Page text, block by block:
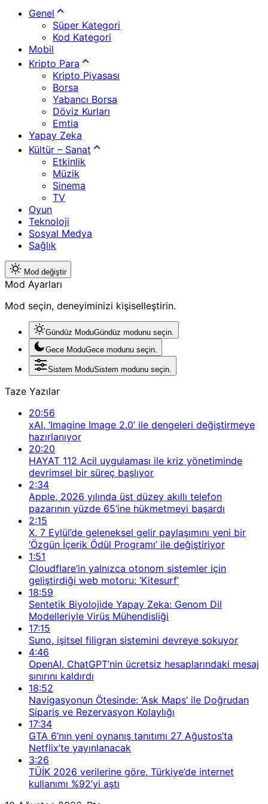
Genel
Süper Kategori
Kod Kategori
Mobil
Kripto Para
Kripto Piyasası
Borsa
Yabancı Borsa
Döviz Kurları
Emtia
Yapay Zeka
Kültür – Sanat
Etkinlik
Müzik
Sinema
TV
Oyun
Teknoloji
Sosyal Medya
Sağlık
Mod değiştir
Mod Ayarları
Mod seçin, deneyiminizi kişiselleştirin.
Gündüz ModuGündüz modunu seçin.
Gece ModuGece modunu seçin.
Sistem ModuSistem modunu seçin.
Taze Yazılar
20:56
xAI, ‘Imagine Image 2.0’ ile dengeleri değiştirmeye
hazırlanıyor
20:20
HAYAT 112 Acil uygulaması ile kriz yönetiminde
devrimsel bir süreç başlıyor
2:34
Apple, 2026 yılında üst düzey akıllı telefon
pazarının yüzde 65’ine hükmetmeyi başardı
2:15
X, 7 Eylül’de geleneksel gelir paylaşımını yeni bir
‘Özgün İçerik Ödül Programı’ ile değiştiriyor
1:51
Cloudflare’in yalnızca otonom sistemler için
geliştirdiği web motoru: ‘Kitesurf’
18:59
Sentetik Biyolojide Yapay Zeka: Genom Dil
Modelleriyle Virüs Mühendisliği
17:15
Suno, işitsel filigran sistemini devreye sokuyor
4:46
OpenAI, ChatGPT’nin ücretsiz hesaplarındaki mesaj
sınırını kaldırdı
18:52
Navigasyonun Ötesinde: ‘Ask Maps’ ile Doğrudan
Sipariş ve Rezervasyon Kolaylığı
17:34
GTA 6’nın yeni oynanış tanıtımı 27 Ağustos’ta
Netflix’te yayınlanacak
3:26
TÜİK 2026 verilerine göre, Türkiye’de internet
kullanımı %92’yi aştı